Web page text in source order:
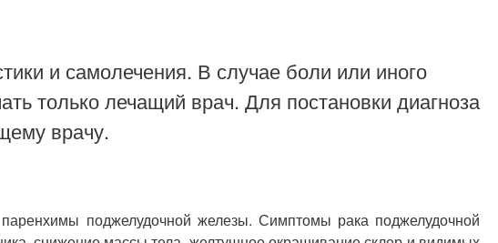
и самолечения. В случае боли или иного
только лечащий врач. Для постановки диагноза
врачу.
поджелудочной железы. Симптомы рака поджелудочной